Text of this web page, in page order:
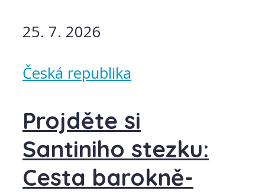
25. 7. 2026
Česká republika
Projděte si
Santiniho stezku:
Cesta barokně-